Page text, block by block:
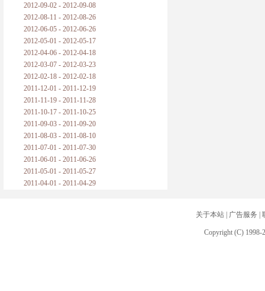
2012-09-02 - 2012-09-08
2012-08-11 - 2012-08-26
2012-06-05 - 2012-06-26
2012-05-01 - 2012-05-17
2012-04-06 - 2012-04-18
2012-03-07 - 2012-03-23
2012-02-18 - 2012-02-18
2011-12-01 - 2011-12-19
2011-11-19 - 2011-11-28
2011-10-17 - 2011-10-25
2011-09-03 - 2011-09-20
2011-08-03 - 2011-08-10
2011-07-01 - 2011-07-30
2011-06-01 - 2011-06-26
2011-05-01 - 2011-05-27
2011-04-01 - 2011-04-29
关于本站| 广告服务
Copyright (C) 1998-